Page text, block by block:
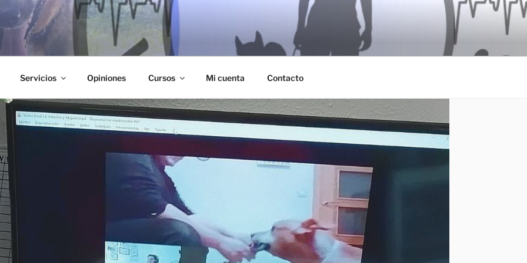
edades. Ofrecemos métodos y consejos para abordar distintas etapas de la vida de tu
Servicios Opiniones Cursos Mi cuenta Contacto